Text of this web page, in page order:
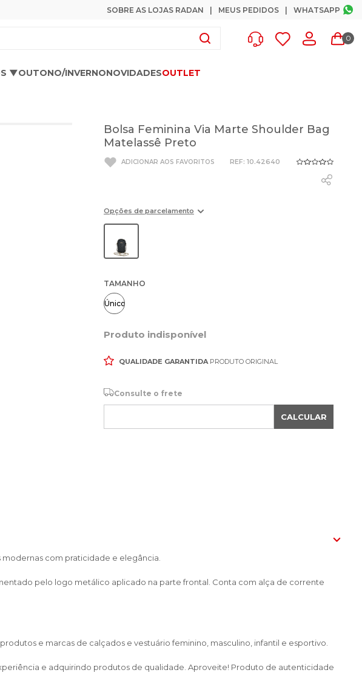
SOBRE AS LOJAS RADAN MEUS PEDIDOS WHATSAPP
0
▼OUTONO/INVERNONOVIDADESOUTLET
Bolsa Feminina Via Marte Shoulder Bag
Matelassê Preto
: 10.42640
Opções de parcelamento
TAMANHO
Único
Produto indisponível
QUALIDADE GARANTIDAPRODUTO ORIGINAL
Consulte o frete
CALCULAR
com praticidade e elegância.
pelo logo metálico aplicado na parte frontal. Conta com alça de corrente
e marcas de calçados e vestuário feminino, masculino, infantil e esportivo.
e adquirindo produtos de qualidade. Aproveite! Produto de autenticidade